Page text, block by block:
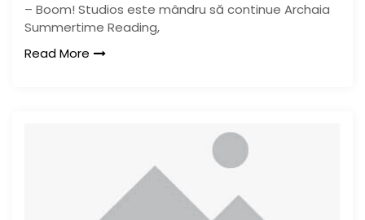
– Boom! Studios este mândru să continue Archaia
Summertime Reading,
Read More